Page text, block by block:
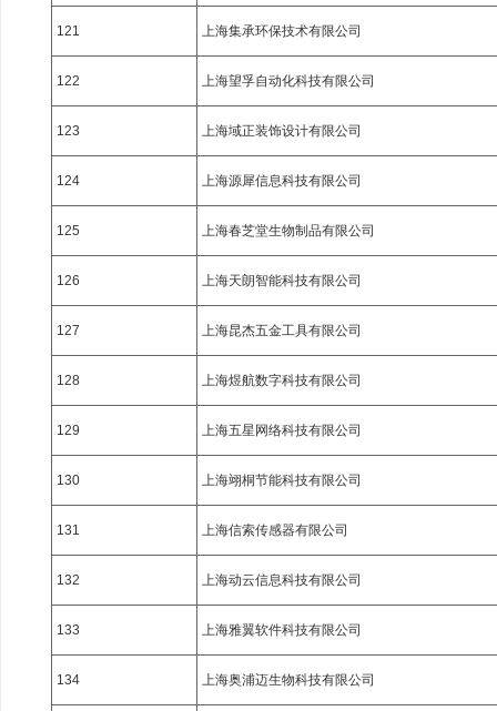
121 上海集承环保技术有限公司
122 上海望孚自动化科技有限公司
123 上海域正装饰设计有限公司
124 上海源犀信息科技有限公司
125 上海春芝堂生物制品有限公司
126 上海天朗智能科技有限公司
127 上海昆杰五金工具有限公司
128 上海煜航数字科技有限公司
129 上海五星网络科技有限公司
130 上海翊桐节能科技有限公司
131 上海信索传感器有限公司
132 上海动云信息科技有限公司
133 上海雅翼软件科技有限公司
134 上海奥浦迈生物科技有限公司